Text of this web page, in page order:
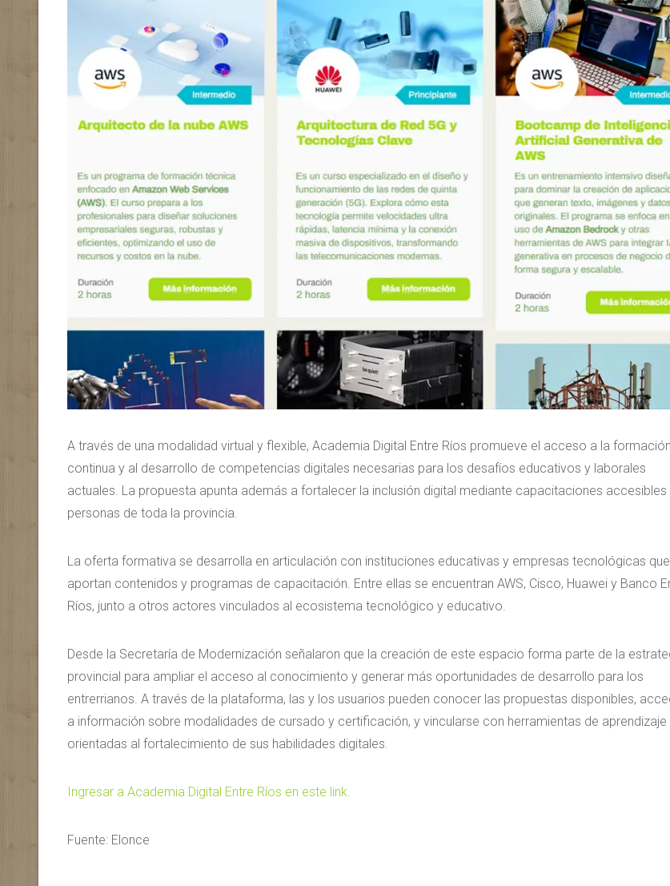
A través de una modalidad virtual y flexible, Academia Digital Entre Ríos promueve el acceso a la formación
continua y al desarrollo de competencias digitales necesarias para los desafíos educativos y laborales
actuales. La propuesta apunta además a fortalecer la inclusión digital mediante capacitaciones accesibles
personas de toda la provincia.
La oferta formativa se desarrolla en articulación con instituciones educativas y empresas tecnológicas que
aportan contenidos y programas de capacitación. Entre ellas se encuentran AWS, Cisco, Huawei y Banco
Ríos, junto a otros actores vinculados al ecosistema tecnológico y educativo.
Desde la Secretaría de Modernización señalaron que la creación de este espacio forma parte de la
provincial para ampliar el acceso al conocimiento y generar más oportunidades de desarrollo para los
entrerrianos. A través de la plataforma, las y los usuarios pueden conocer las propuestas disponibles,
a información sobre modalidades de cursado y certificación, y vincularse con herramientas de aprendizaje
orientadas al fortalecimiento de sus habilidades digitales.
Ingresar a Academia Digital Entre Ríos en este link.
Fuente: Elonce